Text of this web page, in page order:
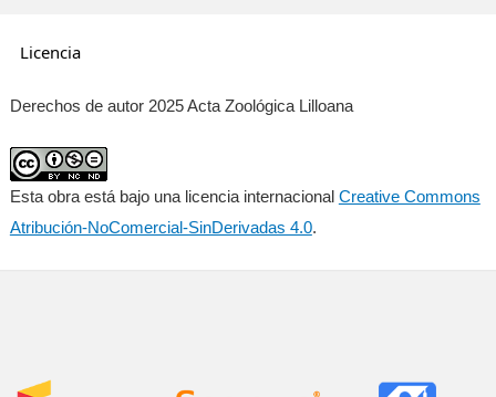
Licencia
Derechos de autor 2025 Acta Zoológica Lilloana
Esta obra está bajo una licencia internacional Creative Commons
Atribución-NoComercial-SinDerivadas 4.0.